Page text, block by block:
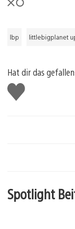
lbp littlebigplanet
Hat dir das
Gefällt
mir
Spotlight